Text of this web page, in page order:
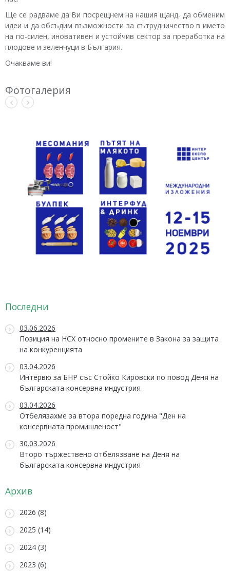
Ще се радваме да Ви посрещнем на нашия щанд, да обменим
идеи и да обсъдим възможности за сътрудничество в името
на по-силен, иновативен и устойчив сектор за преработка на
плодове и зеленчуци в България.
Очакваме ви!
Фотогалерия
Последни
03.06.2026
Позиция на НСХ относно промените в Закона за защита
на конкуренцията
03.04.2026
Интервю за БНР със Стойко Кировски по повод Деня на
българската консервна индустрия
03.04.2026
Отбелязахме за втора поредна година "Ден на
консервната промишленост"
30.03.2026
Второ тържествено отбелязване на Деня на
българската консервна индустрия
Архив
2026 (8)
2025 (14)
2024 (3)
2023 (6)